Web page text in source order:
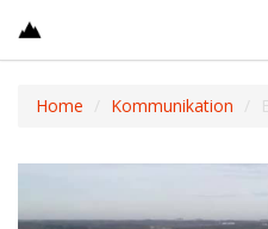
Home Kommunikation